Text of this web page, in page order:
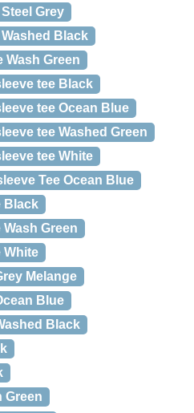
Grey
Black
Wash Green
tee Black
tee Ocean Blue
tee Washed Green
tee White
Tee Ocean Blue
Black
Green
White
Melange
Blue
Black
Green